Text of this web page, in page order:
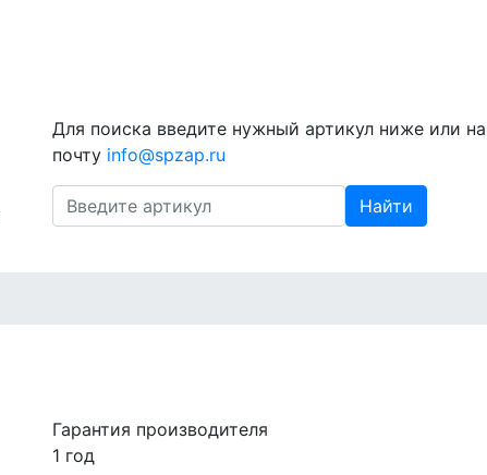
Для поиска введите нужный артикул ниже или
почту info@spzap.ru
Найти
Гарантия производителя
1 год